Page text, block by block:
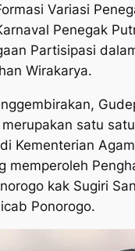
Variasi
Penegak
Partisipasi
Wirakarya.
satu
Kementerian
memperoleh
kak Sugiri
Ponorogo.